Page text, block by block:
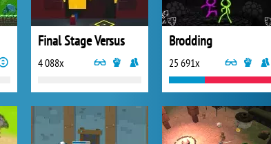
Final Stage Versus
4 088x
Brodding
25 691x